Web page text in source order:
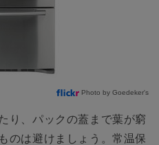
Photo by Goedeker's
り、パックの蓋まで葉が窮
のは避けましょう。常温保